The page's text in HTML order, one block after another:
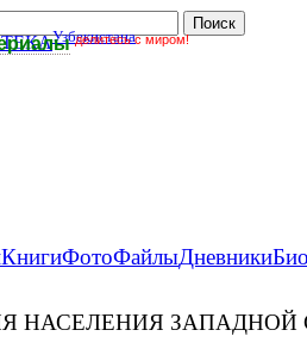
делитесь с миром!
Узбекистана
КнигиФотоФайлыДневники
НАСЕЛЕНИЯ ЗАПАДНОЙ